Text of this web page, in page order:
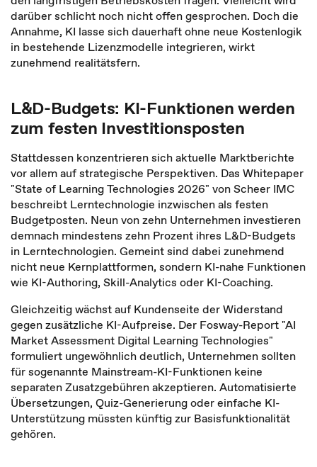
darüber schlicht noch nicht offen gesprochen. Doch die
Annahme, KI lasse sich dauerhaft ohne neue Kostenlogik
in bestehende Lizenzmodelle integrieren, wirkt
zunehmend realitätsfern.
L&D-Budgets: KI-Funktionen werden
zum festen Investitionsposten
Stattdessen konzentrieren sich aktuelle Marktberichte
vor allem auf strategische Perspektiven. Das Whitepaper
"State of Learning Technologies 2026" von Scheer IMC
beschreibt Lerntechnologie inzwischen als festen
Budgetposten. Neun von zehn Unternehmen investieren
demnach mindestens zehn Prozent ihres L&D-Budgets
in Lerntechnologien. Gemeint sind dabei zunehmend
nicht neue Kernplattformen, sondern KI-nahe Funktionen
wie KI-Authoring, Skill-Analytics oder KI-Coaching.
Gleichzeitig wächst auf Kundenseite der Widerstand
gegen zusätzliche KI-Aufpreise. Der Fosway-Report "AI
Market Assessment Digital Learning Technologies"
formuliert ungewöhnlich deutlich, Unternehmen sollten
für sogenannte Mainstream-KI-Funktionen keine
separaten Zusatzgebühren akzeptieren. Automatisierte
Übersetzungen, Quiz-Generierung oder einfache KI-
Unterstützung müssten künftig zur Basisfunktionalität
gehören.